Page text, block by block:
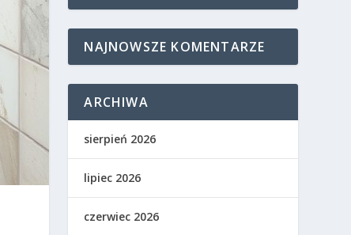
NAJNOWSZE KOMENTARZE
ARCHIWA
sierpień 2026
lipiec 2026
czerwiec 2026